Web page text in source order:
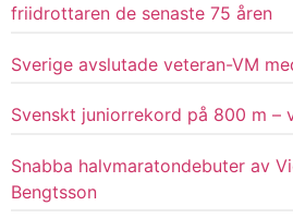
friidrottaren de senaste 75 åren
Sverige avslutade veteran-VM
Svenskt juniorrekord på 800 m –
Snabba halvmaratondebuter av
Bengtsson